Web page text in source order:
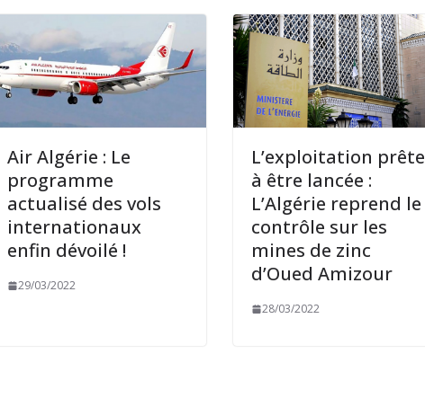
Air Algérie : Le
programme
actualisé des vols
internationaux
enfin dévoilé !
29/03/2022
L’exploitation prête
à être lancée :
L’Algérie reprend le
contrôle sur les
mines de zinc
d’Oued Amizour
28/03/2022